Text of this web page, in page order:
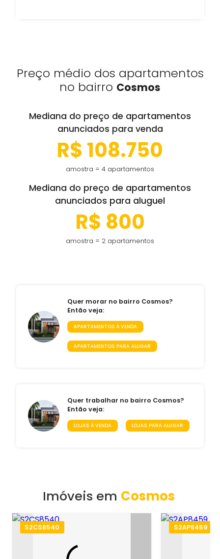
Preço médio dos apartamentos
no bairro Cosmos
Mediana do preço de apartamentos
anunciados para venda
R$ 108.750
amostra = 4 apartamentos
Mediana do preço de apartamentos
anunciados para aluguel
R$ 800
amostra = 2 apartamentos
Quer morar no bairro Cosmos?
Então veja:
APARTAMENTOS À VENDA
APARTAMENTOS PARA ALUGAR
Quer trabalhar no bairro Cosmos?
Então veja:
LOJAS À VENDA LOJAS PARA ALUGAR
Imóveis em Cosmos
S2CS8540 S2AP8459